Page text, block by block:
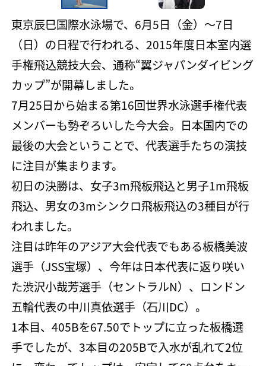
東京辰巳国際水泳場で、6月5日（金）〜7日
（日）の日程で行われる、2015年度日本室内選
手権飛込競技大会、通称“翼ジャパンダイビング
カップ”が開幕しました。
7月25日から始まる第16回世界水泳選手権代表
メンバーも勢ぞろいした今大会。日本国内での
最後の大会ということで、代表選手たちの演技
に注目が集まります。
初日の決勝は、女子3m飛板飛込と男子1m飛板
飛込、男女の3mシンクロ飛板飛込の3種目が行
われました。
注目は昨年のアジア大会代表でもある板橋美波
選手（JSS宝塚）、今年は日本代表に返り咲い
た渋沢小哉芳選手（セントラルN）、ロンドン
五輪代表の中川真依選手（石川DC）。
1本目、405Bを67.50でトップに立った板橋選
手でしたが、3本目の205Bで入水が乱れて2位